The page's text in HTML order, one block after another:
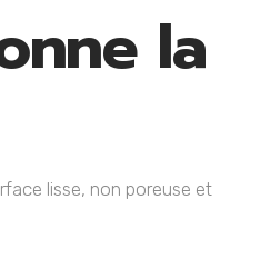
la
lisse, non poreuse et